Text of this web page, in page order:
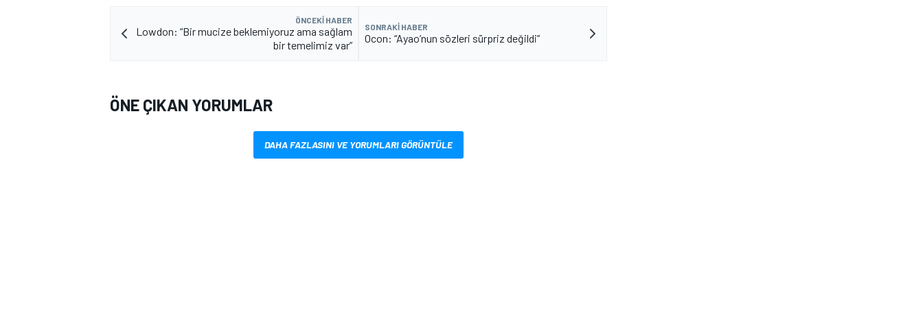
ÖNCEKI HABER
Lowdon: “Bir mucize beklemiyoruz ama sağlam
bir temelimiz var”
SONRAKI HABER
Ocon: “Ayao’nun sözleri sürpriz değildi”
ÖNE ÇIKAN YORUMLAR
DAHA FAZLASINI VE YORUMLARI GÖRÜNTÜLE